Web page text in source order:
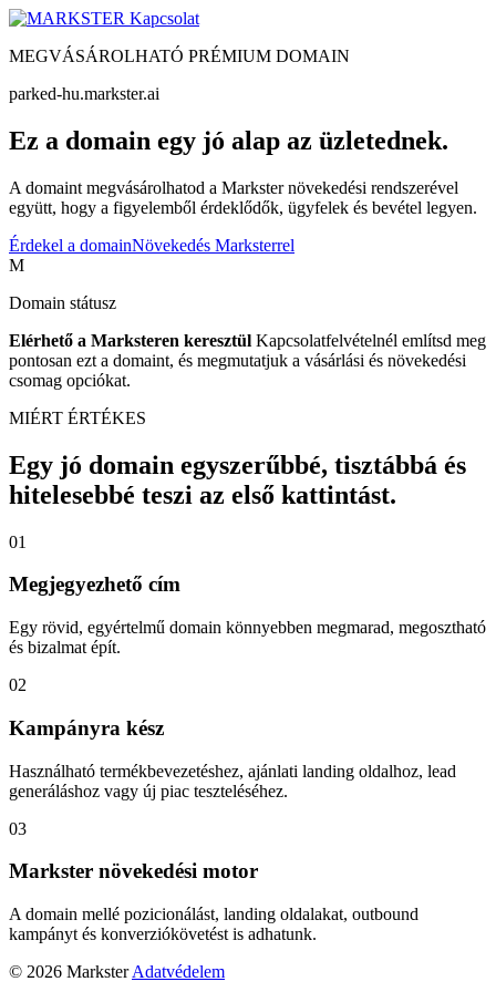
Kapcsolat
MEGVÁSÁROLHATÓ PRÉMIUM DOMAIN
parked-hu.markster.ai
Ez a domain egy jó alap az üzletednek.
A domaint megvásárolhatod a Markster növekedési rendszerével
együtt, hogy a figyelemből érdeklődők, ügyfelek és bevétel legyen.
Érdekel a domainNövekedés Marksterrel
M
Domain státusz
Elérhető a Marksteren keresztül Kapcsolatfelvételnél említsd meg
pontosan ezt a domaint, és megmutatjuk a vásárlási és növekedési
csomag opciókat.
MIÉRT ÉRTÉKES
Egy jó domain egyszerűbbé, tisztábbá és
hitelesebbé teszi az első kattintást.
01
Megjegyezhető cím
Egy rövid, egyértelmű domain könnyebben megmarad, megosztható
és bizalmat épít.
02
Kampányra kész
Használható termékbevezetéshez, ajánlati landing oldalhoz, lead
generáláshoz vagy új piac teszteléséhez.
03
Markster növekedési motor
A domain mellé pozicionálást, landing oldalakat, outbound
kampányt és konverziókövetést is adhatunk.
© 2026 Markster Adatvédelem